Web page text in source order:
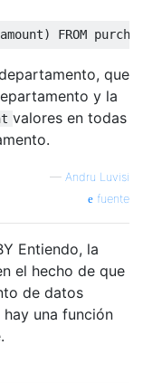
amount) FROM
que
y la
valores en todas
— Andru Luvisi
fuente
Entiendo, la
el hecho de que
de datos
una función